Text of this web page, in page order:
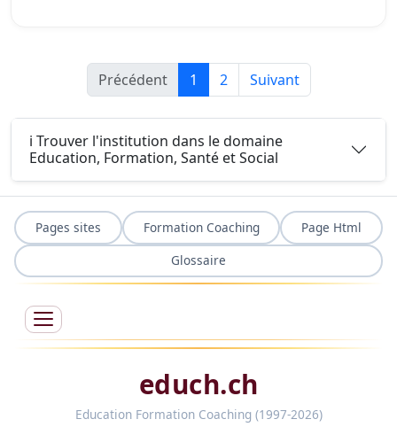
Précédent 1 2 Suivant
ℹ️ Trouver l'institution dans le domaine
Education, Formation, Santé et Social
Pages sites Formation Coaching
Page Html
Glossaire
educh.ch
Education Formation Coaching (1997-2026)